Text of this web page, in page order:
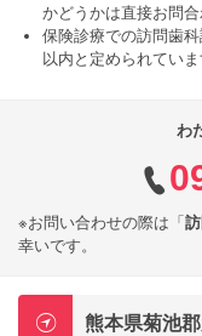
かどうかは直接お問
保険診療での訪問歯
以内と定められてい
わ
※お問い合わせの際は「
幸いです。
熊本県菊池